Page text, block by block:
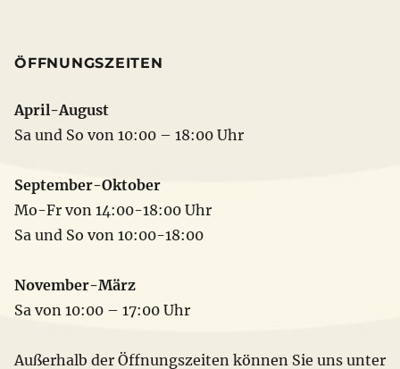
ÖFFNUNGSZEITEN
April-August
Sa und So von 10:00 – 18:00 Uhr
September-Oktober
Mo-Fr von 14:00-18:00 Uhr
Sa und So von 10:00-18:00
November-März
Sa von 10:00 – 17:00 Uhr
Außerhalb der Öffnungszeiten können Sie uns unter